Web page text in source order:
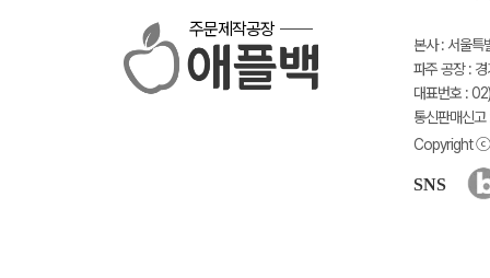
주문제작공장
본사 : 서울
파주 공장 :
대표번호 :
통신판매신
Copyright ⓒ
SNS